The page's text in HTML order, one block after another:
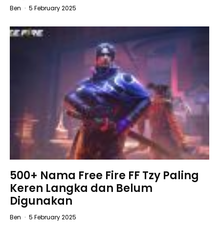
Ben · 5 February 2025
500+ Nama Free Fire FF Tzy Paling
Keren Langka dan Belum
Digunakan
Ben · 5 February 2025